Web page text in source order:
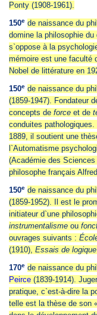
Ponty (1908-1961).
150e de naissance du
domine la philosophie du
s`oppose à la
mémoire est une faculté
Nobel de littérature en
150e de naissance du
(1859-1947). Fondateur
concepts de force et de
conduites
1889, il soutient une
l`Automatisme
(Académie des
philosophe français
150e de naissance du
(1859-1952). Il est le
initiateur d`une
instrumentalisme ou
ouvrages suivants :
(1910), Essais de
170e de naissance du
Peirce (1839-1914).
pratique, c`est-à-dire la
telle est la thèse de son